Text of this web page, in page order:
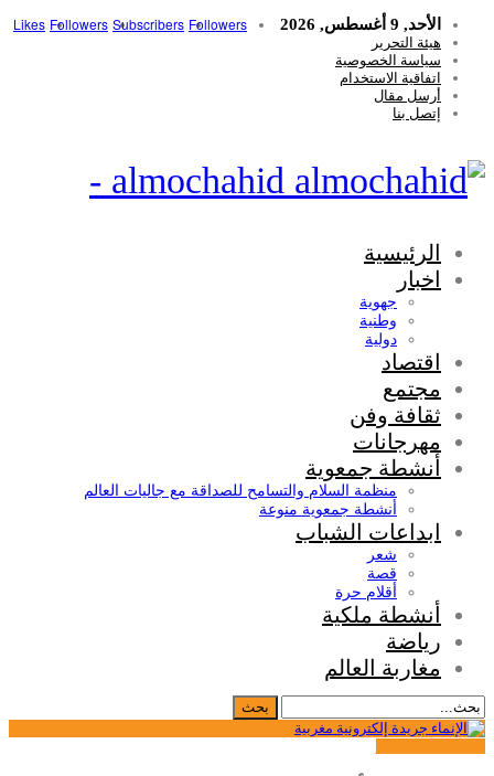
Likes Followers Subscribers Followers الأحد, 9 أغسطس, 2026
هيئة التحرير
سياسة الخصوصية
اتفاقية الاستخدام
أرسل مقال
إتصل بنا
almochahid -
الرئيسية
اخبار
جهوية
وطنية
دولية
اقتصاد
مجتمع
ثقافة وفن
مهرجانات
أنشطة جمعوية
منظمة السلام والتسامح للصداقة مع جاليات العالم
أنشطة جمعوية منوعة
ابداعات الشباب
شعر
قصة
أقلام حرة
أنشطة ملكية
رياضة
مغاربة العالم